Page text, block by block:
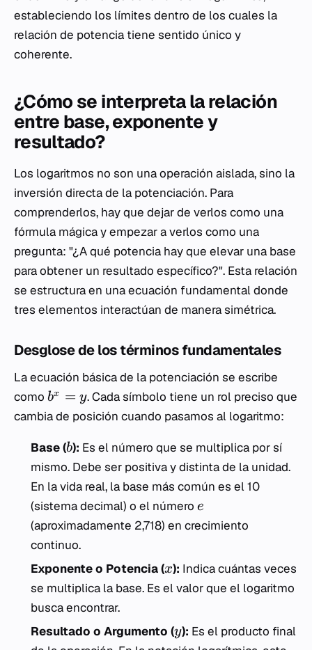
estableciendo los límites dentro de los cuales la
relación de potencia tiene sentido único y
coherente.
¿Cómo se interpreta la relación
entre base, exponente y
resultado?
Los logaritmos no son una operación aislada, sino la
inversión directa de la potenciación. Para
comprenderlos, hay que dejar de verlos como una
fórmula mágica y empezar a verlos como una
pregunta: "¿A qué potencia hay que elevar una base
para obtener un resultado específico?". Esta relación
se estructura en una ecuación fundamental donde
tres elementos interactúan de manera simétrica.
Desglose de los términos fundamentales
La ecuación básica de la potenciación se escribe
como bx = y. Cada símbolo tiene un rol preciso que
cambia de posición cuando pasamos al logaritmo:
Base (b): Es el número que se multiplica por sí
mismo. Debe ser positiva y distinta de la unidad.
En la vida real, la base más común es el 10
(sistema decimal) o el número e
(aproximadamente 2,718) en crecimiento
continuo.
Exponente o Potencia (x): Indica cuántas veces
se multiplica la base. Es el valor que el logaritmo
busca encontrar.
Resultado o Argumento (y): Es el producto final